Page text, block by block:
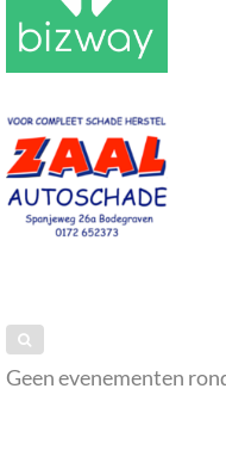
Geen evenementen